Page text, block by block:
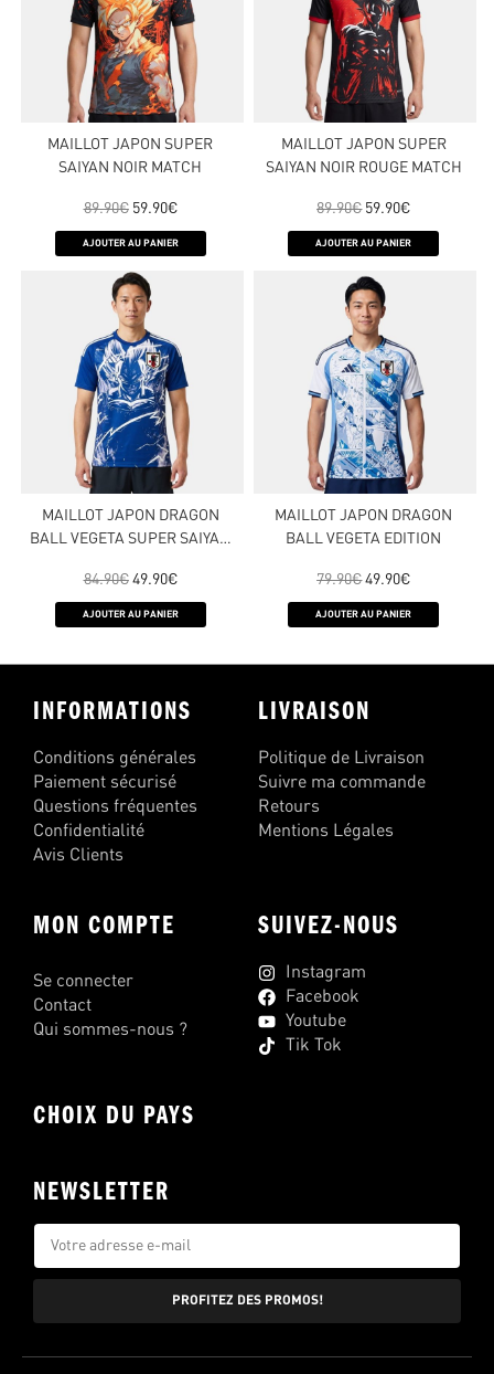
MAILLOT JAPON SUPER
SAIYAN NOIR MATCH
89.90€ 59.90€
AJOUTER AU PANIER
MAILLOT JAPON SUPER
SAIYAN NOIR ROUGE MATCH
89.90€ 59.90€
AJOUTER AU PANIER
MAILLOT JAPON DRAGON
BALL VEGETA SUPER SAIYAN
84.90€ 49.90€
AJOUTER AU PANIER
MAILLOT JAPON DRAGON
BALL VEGETA EDITION
79.90€ 49.90€
AJOUTER AU PANIER
INFORMATIONS
Conditions générales
Paiement sécurisé
Questions fréquentes
Confidentialité
Avis Clients
LIVRAISON
Politique de Livraison
Suivre ma commande
Retours
Mentions Légales
MON COMPTE
Se connecter
Contact
Qui sommes-nous ?
SUIVEZ-NOUS
Instagram
Facebook
Youtube
Tik Tok
CHOIX DU PAYS
NEWSLETTER
PROFITEZ DES PROMOS!